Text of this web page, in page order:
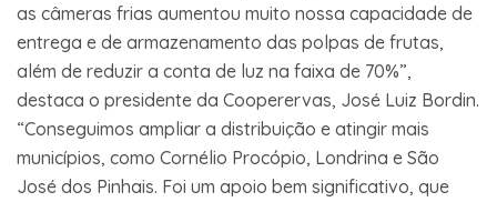
as câmeras frias aumentou muito nossa capacidade de
entrega e de armazenamento das polpas de frutas,
além de reduzir a conta de luz na faixa de 70%”,
destaca o presidente da Cooperervas, José Luiz Bordin.
“Conseguimos ampliar a distribuição e atingir mais
municípios, como Cornélio Procópio, Londrina e São
José dos Pinhais. Foi um apoio bem significativo, que